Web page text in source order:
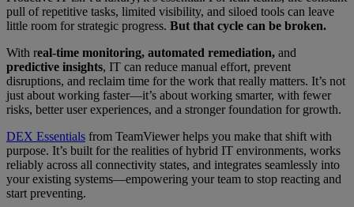
pull of repetitive tasks, limited visibility, and siloed tools can leave
little room for strategic progress. But that cycle can be broken.
With real-time monitoring, automated remediation, and
predictive insights, IT can reduce manual effort, prevent
disruptions, and reclaim time for the work that really matters. It’s not
just about working faster—it’s about working smarter, with fewer
risks, better user experiences, and a stronger foundation for growth.
DEX Essentials from TeamViewer helps you make that shift with
purpose. It’s built for the realities of hybrid IT environments, works
reliably across all connectivity states, and integrates seamlessly into
your existing systems—empowering your team to stop reacting and
start preventing.